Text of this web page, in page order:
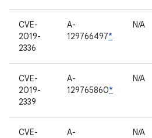
CVE-
2019-
2336
A-
129766497*
N/A
CVE-
2019-
2339
A-
129765860*
N/A
CVE-
A-
N/A